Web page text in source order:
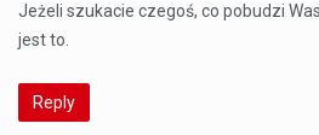
Jeżeli szukacie czegoś, co pobudzi
jest to.
Reply